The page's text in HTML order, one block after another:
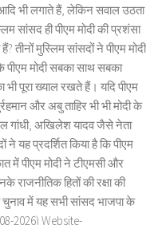
भी लगाते हैं, लेकिन सवाल उठता
सांसद ही पीएम मोदी की प्रशंसा
तीनों मुस्लिम सांसदों ने पीएम मोदी
मोदी सबका साथ सबका
पूरा ख्याल रखते हैं। यदि पीएम
और अबु ताहिर भी भी मोदी के
गांधी, अखिलेश यादव जैसे नेता
यह प्रदर्शित किया है कि पीएम
में पीएम मोदी ने टीएमसी और
राजनीतिक हितों की रक्षा की
चुनाव में यह सभी सांसद भाजपा के
08-2026) Website-